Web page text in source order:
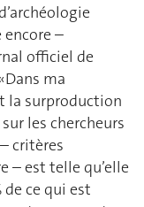
encore –
officiel de
ma
la surproduction
les chercheurs
critères
– est telle qu’elle
ce qui est